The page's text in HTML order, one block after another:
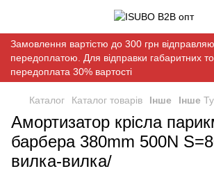
Замовлення вартістю до 300 грн
передоплатою. Для відправки габаритних
передоплата 30% вартості
Каталог Каталог товарів Інше Інше
Амортизатор крісла
барбера 380mm 500N
вилка-вилка/